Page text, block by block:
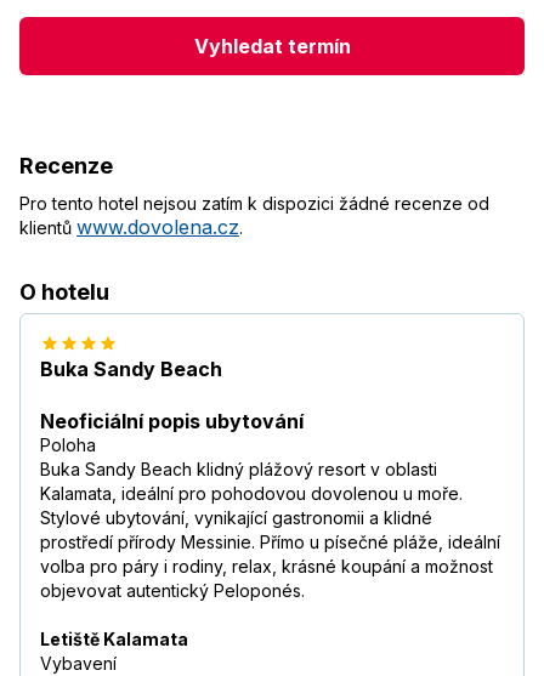
Vyhledat termín
Recenze
Pro tento hotel nejsou zatím k dispozici žádné recenze od
klientů www.dovolena.cz.
O hotelu
Buka Sandy Beach
Neoficiální popis ubytování
Poloha
Buka Sandy Beach klidný plážový resort v oblasti
Kalamata, ideální pro pohodovou dovolenou u moře.
Stylové ubytování, vynikající gastronomii a klidné
prostředí přírody Messinie. Přímo u písečné pláže, ideální
volba pro páry i rodiny, relax, krásné koupání a možnost
objevovat autentický Peloponés.
Letiště Kalamata
Vybavení